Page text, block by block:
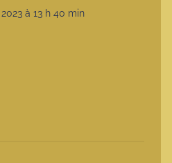
à 13 h 40 min